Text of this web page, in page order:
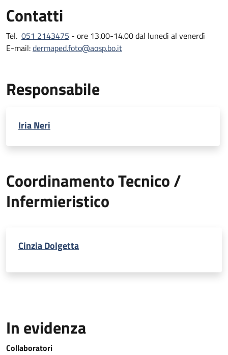
Contatti
Tel. 051 2143475 - ore 13.00-14.00 dal lunedì al venerdì
E-mail:dermaped.foto@aosp.bo.it
Responsabile
Iria Neri
Coordinamento Tecnico /
Infermieristico
Cinzia Dolgetta
In evidenza
Collaboratori